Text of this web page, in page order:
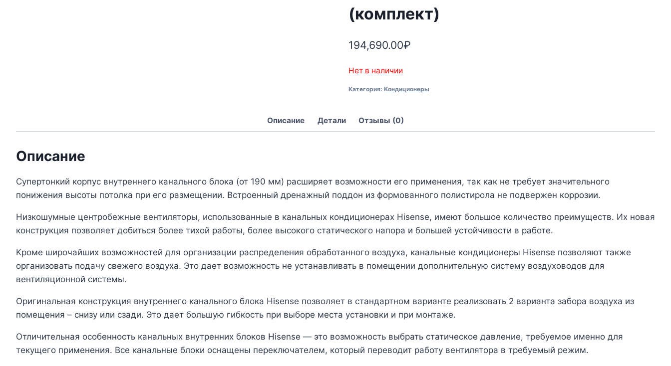
(комплект)
194,690.00₽
Нет в наличии
Категория: Кондиционеры
Описание Детали Отзывы (0)
Описание
Супертонкий корпус внутреннего канального блока (от 190 мм) расширяет возможности его применения, так как не требует значительного
понижения высоты потолка при его размещении. Встроенный дренажный поддон из формованного полистирола не подвержен коррозии.
Низкошумные центробежные вентиляторы, использованные в канальных кондиционерах Hisense, имеют большое количество преимуществ. Их новая
конструкция позволяет добиться более тихой работы, более высокого статического напора и большей устойчивости в работе.
Кроме широчайших возможностей для организации распределения обработанного воздуха, канальные кондиционеры Hisense позволяют также
организовать подачу свежего воздуха. Это дает возможность не устанавливать в помещении дополнительную систему воздуховодов для
вентиляционной системы.
Оригинальная конструкция внутреннего канального блока Hisense позволяет в стандартном варианте реализовать 2 варианта забора воздуха из
помещения – снизу или сзади. Это дает большую гибкость при выборе места установки и при монтаже.
Отличительная особенность канальных внутренних блоков Hisense — это возможность выбрать статическое давление, требуемое именно для
текущего применения. Все канальные блоки оснащены переключателем, который переводит работу вентилятора в требуемый режим.